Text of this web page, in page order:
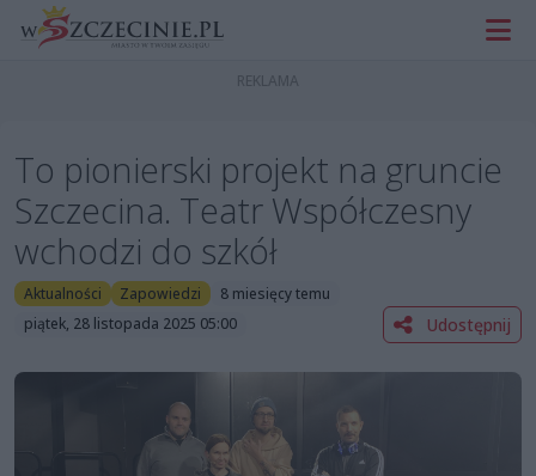
To pionierski projekt na gruncie
Szczecina. Teatr Współczesny
wchodzi do szkół
Aktualności Zapowiedzi
8 miesięcy temu
piątek, 28 listopada 2025 05:00
Udostępnij